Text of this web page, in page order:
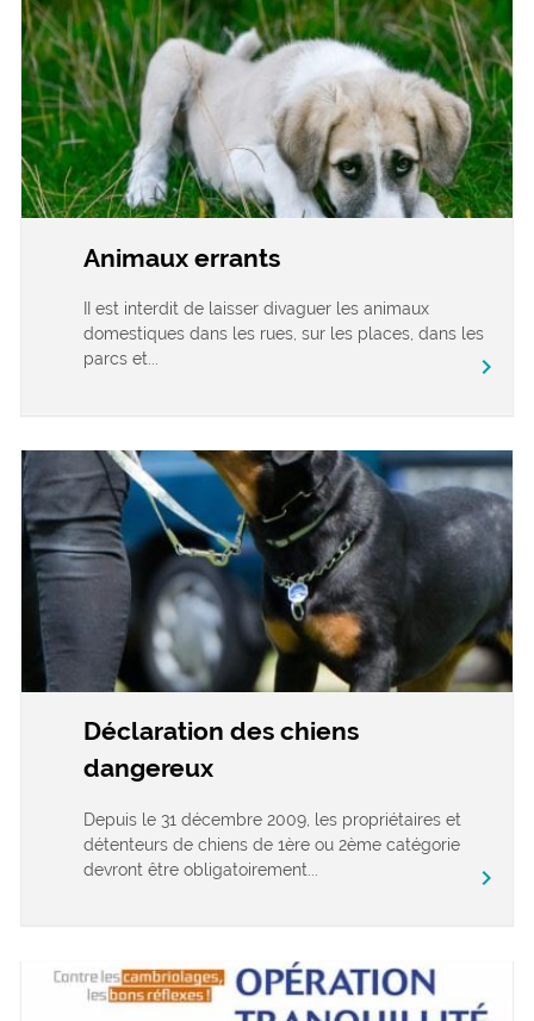
Animaux errants
II est interdit de laisser divaguer les animaux
domestiques dans les rues, sur les places, dans les
parcs et...
chevron_right
Déclaration des chiens
dangereux
Depuis le 31 décembre 2009, les propriétaires et
détenteurs de chiens de 1ère ou 2ème catégorie
devront être obligatoirement...
chevron_right